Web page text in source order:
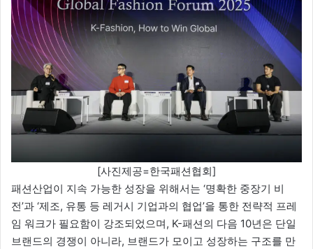
[사진제공=한국패션협회]
패션산업이 지속 가능한 성장을 위해서는 ‘명확한 중장기 비
전’과 ‘제조, 유통 등 레거시 기업과의 협업’을 통한 전략적 프레
임 워크가 필요함이 강조되었으며, K-패션의 다음 10년은 단일
브랜드의 경쟁이 아니라, 브랜드가 모이고 성장하는 구조를 만